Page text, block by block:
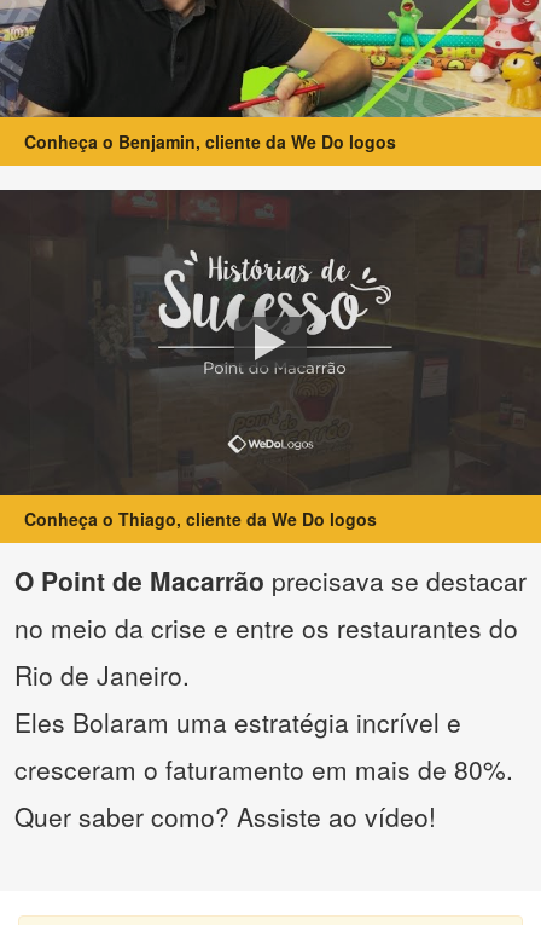
Conheça o Benjamin, cliente da We Do logos
Conheça o Thiago, cliente da We Do logos
O Point de Macarrão precisava se destacar
no meio da crise e entre os restaurantes do
Rio de Janeiro.
Eles Bolaram uma estratégia incrível e
cresceram o faturamento em mais de 80%.
Quer saber como? Assiste ao vídeo!